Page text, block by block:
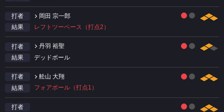
打者
岡田 宗一郎
結果
レフトツーベース（打点2）
打者
丹羽 裕聖
結果
デッドボール
打者
舩山 大翔
結果
フォアボール（打点1）
打者